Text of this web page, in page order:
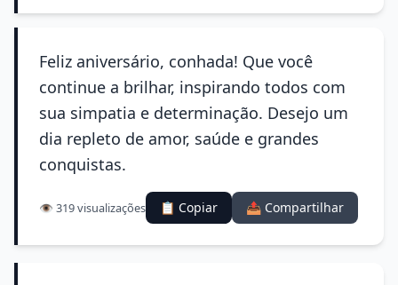
Feliz aniversário, conhada! Que você
continue a brilhar, inspirando todos com
sua simpatia e determinação. Desejo um
dia repleto de amor, saúde e grandes
conquistas.
👁️ 319 visualizações 📋 Copiar 📤 Compartilhar